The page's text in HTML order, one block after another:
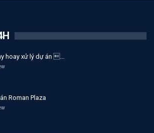
hoay xử lý dự án ...
Roman Plaza